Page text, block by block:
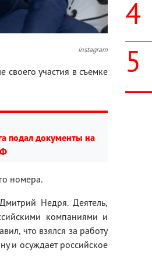
instagram
участия в съемке
подал документы на
номера.
Недря. Деятель,
компаниями и
что взялся за работу
и осуждает российское